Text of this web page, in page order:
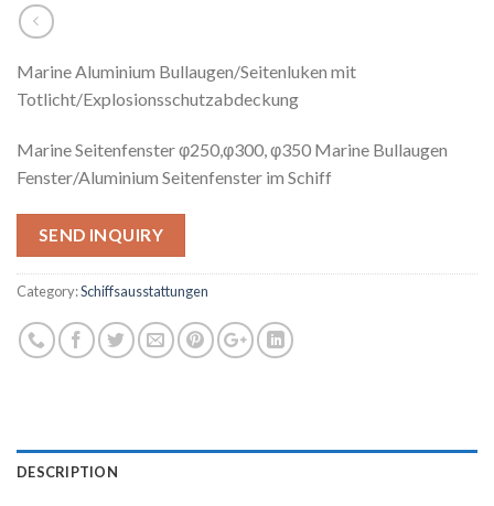
Marine Aluminium Bullaugen/Seitenluken mit
Totlicht/Explosionsschutzabdeckung
Marine Seitenfenster φ250,φ300, φ350 Marine Bullaugen
Fenster/Aluminium Seitenfenster im Schiff
SEND INQUIRY
Category:Schiffsausstattungen
DESCRIPTION